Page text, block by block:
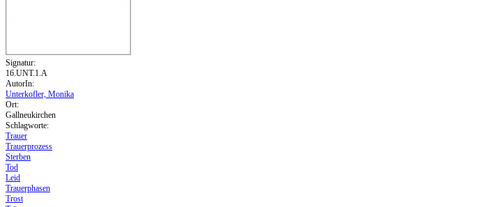
Signatur:
16.UNT.1.A
AutorIn:
Unterkofler, Monika
Ort:
Gallneukirchen
Schlagworte:
Trauer
Trauerprozess
Sterben
Tod
Leid
Trauerphasen
Trost